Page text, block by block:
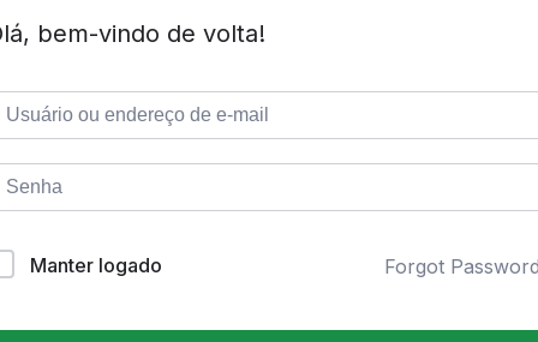
bem-vindo de volta!
Manter logado Forgot